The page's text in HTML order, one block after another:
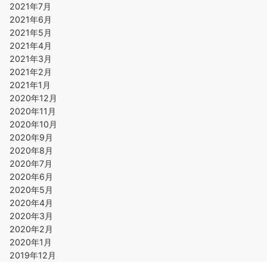
2021年7月
2021年6月
2021年5月
2021年4月
2021年3月
2021年2月
2021年1月
2020年12月
2020年11月
2020年10月
2020年9月
2020年8月
2020年7月
2020年6月
2020年5月
2020年4月
2020年3月
2020年2月
2020年1月
2019年12月